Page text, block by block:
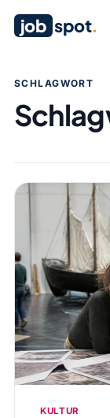
job spot.
SCHLAGWORT
KULTUR